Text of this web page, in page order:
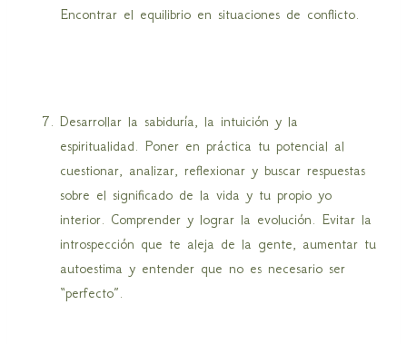
Encontrar el equilibrio en situaciones de conflicto.
Desarrollar la sabiduría, la intuición y la
espiritualidad. Poner en práctica tu potencial al
cuestionar, analizar, reflexionar y buscar respuestas
sobre el significado de la vida y tu propio yo
interior. Comprender y lograr la evolución. Evitar la
introspección que te aleja de la gente, aumentar tu
autoestima y entender que no es necesario ser
“perfecto”.